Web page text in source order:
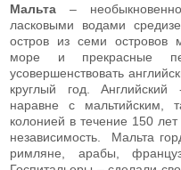
Мальта –
ласковыми водами
остров из семи островов
море и прекрасные
усовершенствовать
круглый год.
наравне с мальтийским,
колонией в течение 150
независимость. Мальта
римляне, арабы,